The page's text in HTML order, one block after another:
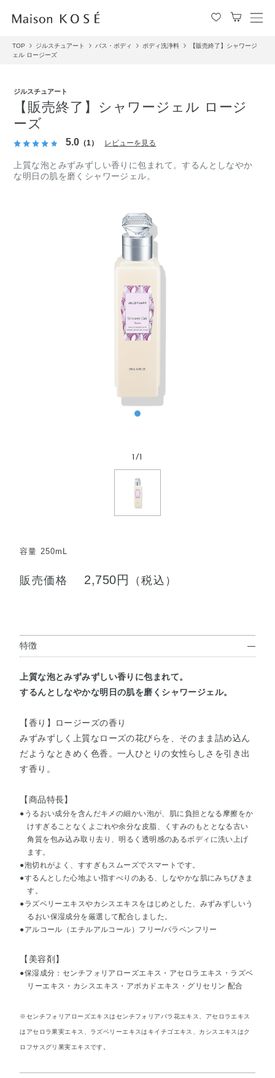
メ
TOP ジルスチュアート バス・ボディ ボディ洗浄料
【販売終了】シャワージ
ェル ロージーズ
ジルスチュアート
【販売終了】シャワージェル ロージ
ーズ
5.0 （1） レビューを見る
上質な泡とみずみずしい香りに包まれて。するんとしなやか
な明日の肌を磨くシャワージェル。
1 /1
容量 250mL
販売価格 2,750円 （税込）
特徴
上質な泡とみずみずしい香りに包まれて。
するんとしなやかな明日の肌を磨くシャワージェル。
【香り】ロージーズの香り
みずみずしく上質なローズの花びらを、そのまま詰め込ん
だようなときめく色香。一人ひとりの女性らしさを引き出
す香り。
【商品特長】
●うるおい成分を含んだキメの細かい泡が、肌に負担となる摩擦をか
けすぎることなくよごれや余分な皮脂、くすみのもととなる古い
角質を包み込み取り去り、明るく透明感のあるボディに洗い上げ
ます。
●泡切れがよく、すすぎもスムーズでスマートです。
●するんとした心地よい指すべりのある、しなやかな肌にみちびきま
す。
●ラズベリーエキスやカシスエキスをはじめとした、みずみずしいう
るおい保湿成分を厳選して配合しました。
●アルコール（エチルアルコール）フリー/パラベンフリー
【美容剤】
●保湿成分：センチフォリアローズエキス・アセロラエキス・ラズベ
リーエキス・カシスエキス・アボカドエキス・グリセリン 配合
※センチフォリアローズエキスはセンチフォリアバラ花エキス、アセロラエキス
はアセロラ果実エキス、ラズベリーエキスはキイチゴエキス、カシスエキスはク
ロフサスグリ果実エキスです。